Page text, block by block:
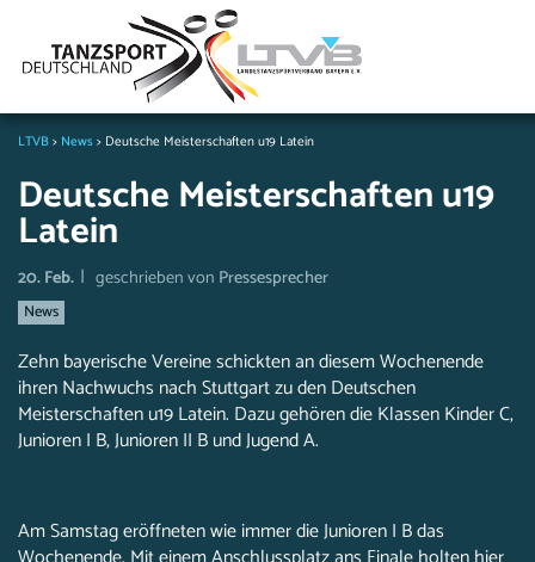
LTVB> News> Deutsche Meisterschaften u19 Latein
Deutsche Meisterschaften u19
Latein
20. Feb. | geschrieben von Pressesprecher
News
Zehn bayerische Vereine schickten an diesem Wochenende
ihren Nachwuchs nach Stuttgart zu den Deutschen
Meisterschaften u19 Latein. Dazu gehören die Klassen Kinder C,
Junioren I B, Junioren II B und Jugend A.
Am Samstag eröffneten wie immer die Junioren I B das